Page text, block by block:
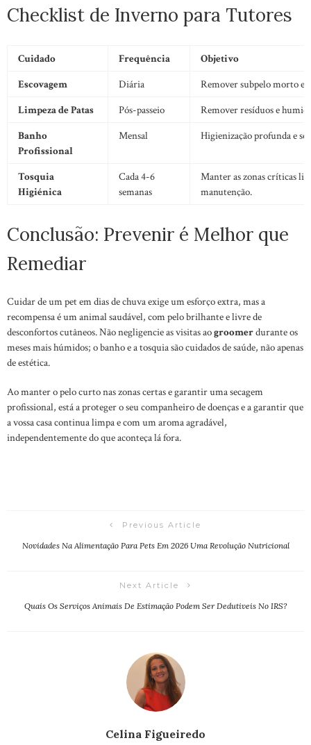
Checklist de Inverno para Tutores
Cuidado Frequência
Objetivo
Escovagem
Diária
Remover subpelo morto e
Limpeza de Patas
Pós-passeio
Remover resíduos e
Banho
Profissional
Mensal Higienização profunda e
Tosquia
Higiénica
Cada 4-6
semanas
Manter as zonas críticas
manutenção.
Conclusão: Prevenir é Melhor que
Remediar
Cuidar de um pet em dias de chuva exige um esforço extra, mas a
recompensa é um animal saudável, com pelo brilhante e livre de
desconfortos cutâneos. Não negligencie as visitas aogroomerdurante os
meses mais húmidos; o banho e a tosquia são cuidados de saúde, não apenas
de estética.
Ao manter o pelo curto nas zonas certas e garantir uma secagem
profissional, está a proteger o seu companheiro de doenças e a garantir que
a vossa casa continua limpa e com um aroma agradável,
independentemente do que aconteça lá fora.
Previous Article
Novidades Na Alimentação Para Pets Em 2026 Uma Revolução Nutricional
Next Article
Quais Os Serviços Animais De Estimação Podem Ser Dedutiveis No IRS?
Celina Figueiredo